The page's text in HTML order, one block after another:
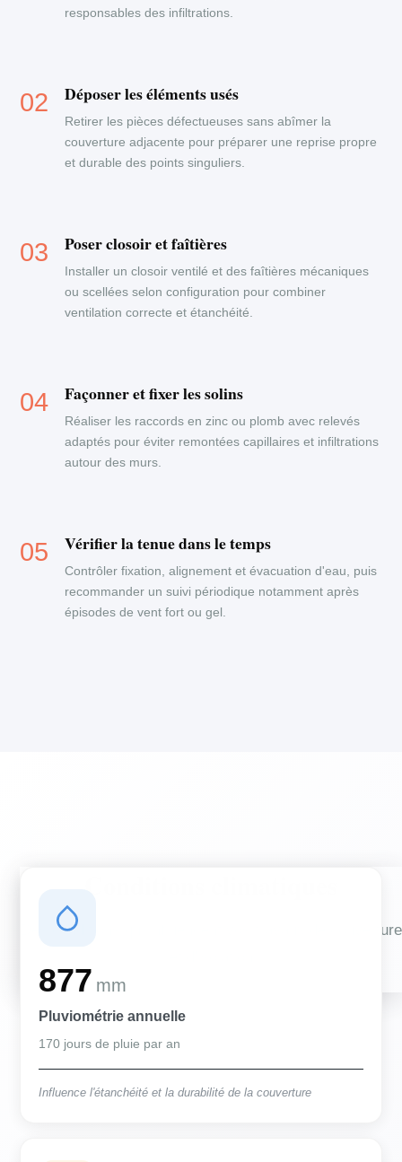
responsables des infiltrations.
Déposer les éléments usés
Retirer les pièces défectueuses sans abîmer la
couverture adjacente pour préparer une reprise propre
et durable des points singuliers.
Poser closoir et faîtières
Installer un closoir ventilé et des faîtières mécaniques
ou scellées selon configuration pour combiner
ventilation correcte et étanchéité.
Façonner et fixer les solins
Réaliser les raccords en zinc ou plomb avec relevés
adaptés pour éviter remontées capillaires et infiltrations
autour des murs.
Vérifier la tenue dans le temps
Contrôler fixation, alignement et évacuation d'eau, puis
recommander un suivi périodique notamment après
épisodes de vent fort ou gel.
Des conditions qui influencent vos travaux de couverture
877 mm
Pluviométrie annuelle
170 jours de pluie par an
Influence l'étanchéité et la durabilité de la couverture